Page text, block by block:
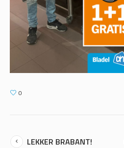
0
LEKKER BRABANT!